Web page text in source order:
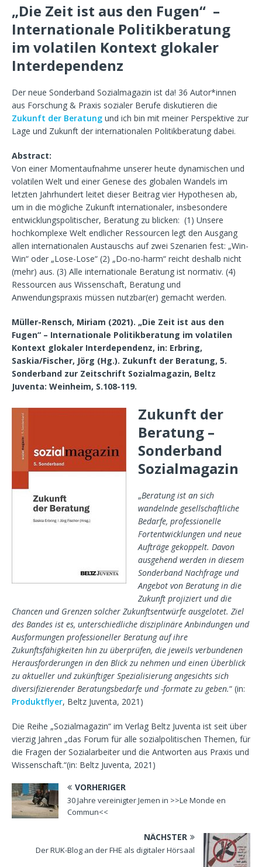
„Die Zeit ist aus den Fugen“ –
Internationale Politikberatung
im volatilen Kontext glokaler
Interdependenz
Der neue Sonderband Sozialmagazin ist da! 36 Autor*innen
aus Forschung & Praxis sozialer Berufe diskutieren die
Zukunft der Beratung und ich bin mit meiner Perspektive zur
Lage und Zukunft der internationalen Politikberatung dabei.
Abstract:
Von einer Momentaufnahme unserer heute dynamischen und
volatilen Welt und einer Genese des globalen Wandels im
letzten Jahrhundert leitet dieser Beitrag vier Hypothesen ab,
um in die mögliche Zukunft internationaler, insbesondere
entwicklungspolitischer, Beratung zu blicken: (1) Unsere
hochkomplexe Welt endlicher Ressourcen legt den Ausgang
allen internationalen Austauschs auf zwei Szenarien fest: „Win-
Win“ oder „Lose-Lose“ (2) „Do-no-harm“ reicht deshalb nicht
(mehr) aus. (3) Alle internationale Beratung ist normativ. (4)
Ressourcen aus Wissenschaft, Beratung und
Anwendungspraxis müssen nutzbar(er) gemacht werden.
Müller-Rensch, Miriam (2021). „Die Zeit ist aus den
Fugen“ – Internationale Politikberatung im volatilen
Kontext glokaler Interdependenz, in: Erbring,
Saskia/Fischer, Jörg (Hg.). Zukunft der Beratung, 5.
Sonderband zur Zeitschrift Sozialmagazin, Beltz
Juventa: Weinheim, S.108-119.
Zukunft der
Beratung –
Sonderband
Sozialmagazin
„Beratung ist an sich
wandelnde gesellschaftliche
Bedarfe, professionelle
Fortentwicklungen und neue
Aufträge gekoppelt. Davon
ausgehend werden in diesem
Sonderband Nachfrage und
Angebot von Beratung in die
Zukunft projiziert und die
Chancen und Grenzen solcher Zukunftsentwürfe ausgelotet. Ziel
des Bandes ist es, unterschiedliche disziplinäre Anbindungen und
Ausformungen professioneller Beratung auf ihre
Zukunftsfähigkeiten hin zu überprüfen, die jeweils verbundenen
Herausforderungen in den Blick zu nehmen und einen Überblick
zu aktueller und zukünftiger Spezialisierung angesichts sich
diversifizierender Beratungsbedarfe und -formate zu geben.“ (in:
Produktflyer, Beltz Juventa, 2021)
Die Reihe „Sozialmagazin“ im Verlag Beltz Juventa ist seit über
vierzig Jahren „das Forum für alle sozialpolitischen Themen, für
die Fragen der Sozialarbeiter und die Antworten aus Praxis und
Wissenschaft.“(in: Beltz Juventa, 2021)
VORHERIGER
30 Jahre vereinigter Jemen in >>Le Monde en
Commun<<
NÄCHSTER
Der RUK-Blog an der FHE als digitaler Hörsaal